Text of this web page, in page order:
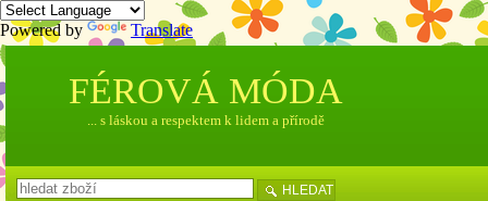
Powered by Translate
FÉROVÁ MÓDA
... s láskou a respektem k lidem a přírodě
HLEDAT